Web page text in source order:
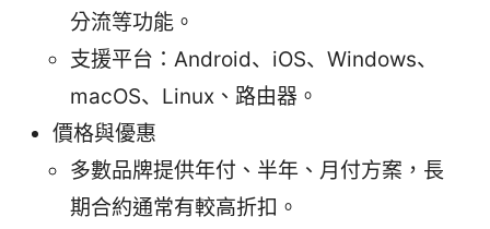
分流等功能。
支援平台：Android、iOS、Windows、
macOS、Linux、路由器。
價格與優惠
多數品牌提供年付、半年、月付方案，長
期合約通常有較高折扣。